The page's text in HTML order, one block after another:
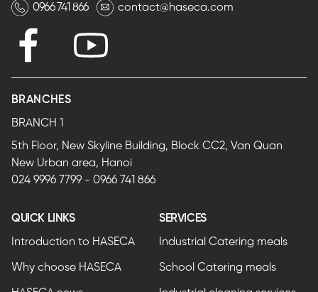
0966 741 866 contact@haseca.com
BRANCHES
BRANCH 1
5th Floor, New Skyline Building, Block CC2, Van Quan
New Urban area, Hanoi
024 9996 7799 - 0966 741 866
QUICK LINKS
Introduction to HASECA
Why choose HASECA
SERVICES
Industrial Catering meals
School Catering meals